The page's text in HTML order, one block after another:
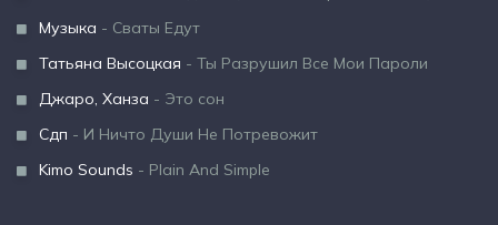
Музыка - Сваты Едут
Татьяна Высоцкая - Ты Разрушил Все Мои Пароли
Джаро, Ханза - Это сон
Сдп - И Ничто Души Не Потревожит
Kimo Sounds - Plain And Simple